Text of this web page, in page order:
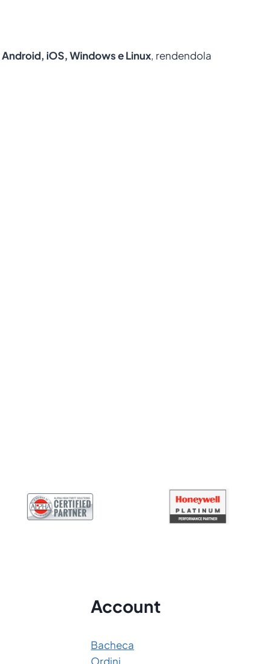
Android, iOS, Windows e Linux, rendendola
Account
Bacheca
Ordini